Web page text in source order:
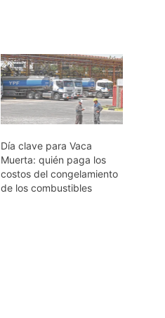
Día clave para Vaca
Muerta: quién paga los
costos del congelamiento
de los combustibles